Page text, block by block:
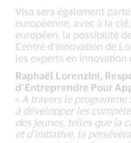
Visa sera également
européenne, avec à la
européen, la possibilité
Centre d’innovation de
les experts en innovation
Raphaël Lorenzini,
d’Entreprendre Pour
« A travers le
à développer les
des jeunes, telles que la
et d’initiative, la